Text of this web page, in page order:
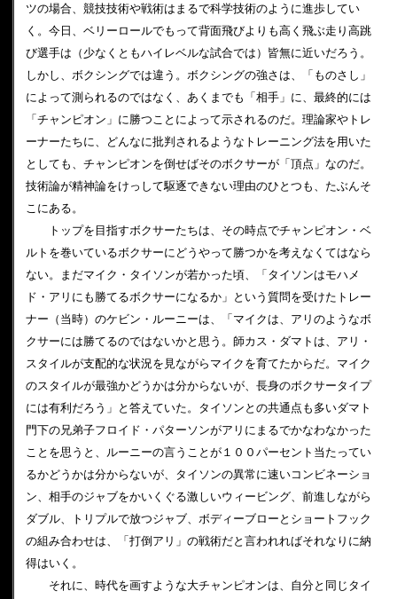
ツの場合、競技技術や戦術はまるで科学技術のように進歩してい
く。今日、ベリーロールでもって背面飛びよりも高く飛ぶ走り高跳
び選手は（少なくともハイレベルな試合では）皆無に近いだろう。
しかし、ボクシングでは違う。ボクシングの強さは、「ものさし」
によって測られるのではなく、あくまでも「相手」に、最終的には
「チャンピオン」に勝つことによって示されるのだ。理論家やトレ
ーナーたちに、どんなに批判されるようなトレーニング法を用いた
としても、チャンピオンを倒せばそのボクサーが「頂点」なのだ。
技術論が精神論をけっして駆逐できない理由のひとつも、たぶんそ
こにある。
トップを目指すボクサーたちは、その時点でチャンピオン・ベ
ルトを巻いているボクサーにどうやって勝つかを考えなくてはなら
ない。まだマイク・タイソンが若かった頃、「タイソンはモハメ
ド・アリにも勝てるボクサーになるか」という質問を受けたトレー
ナー（当時）のケビン・ルーニーは、「マイクは、アリのようなボ
クサーには勝てるのではないかと思う。師カス・ダマトは、アリ・
スタイルが支配的な状況を見ながらマイクを育てたからだ。マイク
のスタイルが最強かどうかは分からないが、長身のボクサータイプ
には有利だろう」と答えていた。タイソンとの共通点も多いダマト
門下の兄弟子フロイド・パターソンがアリにまるでかなわなかった
ことを思うと、ルーニーの言うことが１００パーセント当たってい
るかどうかは分からないが、タイソンの異常に速いコンビネーショ
ン、相手のジャブをかいくぐる激しいウィービング、前進しながら
ダブル、トリプルで放つジャブ、ボディーブローとショートフック
の組み合わせは、「打倒アリ」の戦術だと言われればそれなりに納
得はいく。
それに、時代を画すような大チャンピオンは、自分と同じタイ